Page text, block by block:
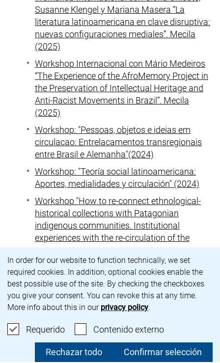
In order for our website to function technically, we set
required cookies. In addition, optional cookies enable the
best possible use of the site. By checking the checkboxes
you give your consent. You can revoke this at any time.
More info about this in our privacy policy.
RequeridoAceptar cookies requeridas
Contenido externo: Aceptar
Rechazar todo Confirmar selección
Susanne Klengel y Mariana Masera “La
literatura latinoamericana en clave disruptiva:
nuevas configuraciones mediales”. Mecila
(2025)
Workshop Internacional con Mário Medeiros
“The Experience of the AfroMemory Project in
the Preservation of Intellectual Heritage and
Anti-Racist Movements in Brazil ”. Mecila
(2025)
Workshop: "Pessoas, objetos e ideias em
circulacao: Entrelacamentos transregionais
entre Brasil e Alemanha"(2024)
Workshop: "Teoría social latinoamericana:
Aportes, medialidades y circulación" (2024)
Workshop "How to re-connect ethnological-
historical collections with Patagonian
indigenous communities. Institutional
experiences with the re-circulation of the
Robert Lehmann-Nitsche (1874-1938)
collection" (2024)
Workshop: "When Conviviality Hides
Inequality: On Brazilian Racial Democracy"
(2024)
: "La edición popular en América
Latina: Proyecciones pedagógicas y
construcción de imaginarios en contextos
conviviales" (2023)